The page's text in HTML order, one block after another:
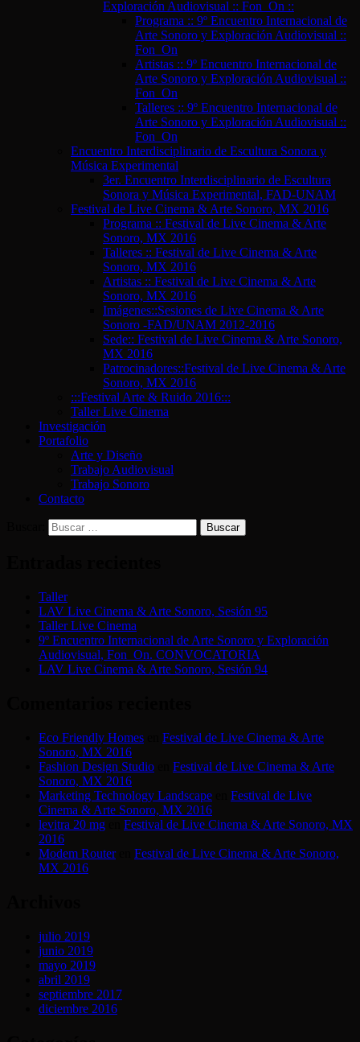
Exploración Audiovisual :: Fon_On ::
Programa :: 9º Encuentro Internacional de
Arte Sonoro y Exploración Audiovisual ::
Fon_On
Artistas :: 9º Encuentro Internacional de
Arte Sonoro y Exploración Audiovisual ::
Fon_On
Talleres :: 9º Encuentro Internacional de
Arte Sonoro y Exploración Audiovisual ::
Fon_On
Encuentro Interdisciplinario de Escultura Sonora y
Música Experimental
3er. Encuentro Interdisciplinario de Escultura
Sonora y Música Experimental, FAD-UNAM
Festival de Live Cinema & Arte Sonoro, MX 2016
Programa :: Festival de Live Cinema & Arte
Sonoro, MX 2016
Talleres :: Festival de Live Cinema & Arte
Sonoro, MX 2016
Artistas :: Festival de Live Cinema & Arte
Sonoro, MX 2016
Imágenes::Sesiones de Live Cinema & Arte
Sonoro -FAD/UNAM 2012-2016
Sede:: Festival de Live Cinema & Arte Sonoro,
MX 2016
Patrocinadores::Festival de Live Cinema & Arte
Sonoro, MX 2016
:::Festival Arte & Ruido 2016:::
Taller Live Cinema
Investigación
Portafolio
Arte y Diseño
Trabajo Audiovisual
Trabajo Sonoro
Contacto
Taller
LAV Live Cinema & Arte Sonoro, Sesión 95
Taller Live Cinema
9º Encuentro Internacional de Arte Sonoro y Exploración
Audiovisual, Fon_On. CONVOCATORIA
LAV Live Cinema & Arte Sonoro, Sesión 94
Eco Friendly Homes
Festival de Live Cinema & Arte
Sonoro, MX 2016
Fashion Design Studio
Festival de Live Cinema & Arte
Sonoro, MX 2016
Marketing Technology Landscape
Festival de Live
Cinema & Arte Sonoro, MX 2016
levitra 20 mg
Festival de Live Cinema & Arte Sonoro, MX
2016
Modem Routeren Festival de Live Cinema & Arte Sonoro,
MX 2016
julio 2019
junio 2019
mayo 2019
abril 2019
septiembre 2017
diciembre 2016